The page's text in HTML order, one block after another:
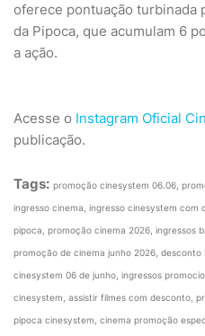
oferece pontuação turbinada
da Pipoca, que acumulam 6
a ação.
Acesse o Instagram Oficial
publicação.
Tags: promoção cinesystem 06.06,
ingresso cinema, ingresso cinesystem com
pipoca, promoção cinema 2026, ingressos
promoção de cinema junho 2026,
cinesystem 06 de junho, ingressos
cinesystem, assistir filmes com desconto,
pipoca cinesystem, cinema promoção